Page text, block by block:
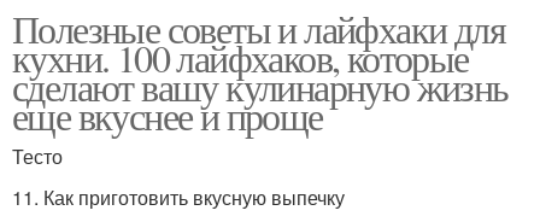
Полезные советы и лайфхаки для
кухни. 100 лайфхаков, которые
сделают вашу кулинарную жизнь
еще вкуснее и проще
Тесто
11. Как приготовить вкусную выпечку